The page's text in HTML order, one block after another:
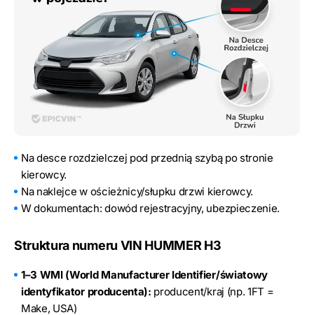
Na desce rozdzielczej pod przednią szybą po stronie
kierowcy.
Na naklejce w ościeżnicy/słupku drzwi kierowcy.
W dokumentach: dowód rejestracyjny, ubezpieczenie.
Struktura numeru VIN HUMMER H3
1–3 WMI (World Manufacturer Identifier/światowy
identyfikator producenta): producent/kraj (np. 1FT =
Make, USA)